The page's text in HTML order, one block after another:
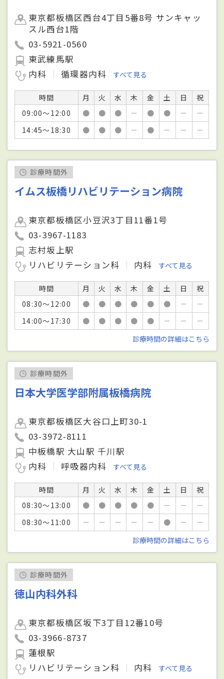
東京都板橋区西台4丁目5番8号 サンキャッ
スル西台1階
03-5921-0560
東武練馬駅
内科
循環器内科 すべて見る
時間 月 火 水 木 金 土 日
祝
09:00～12:00
● ● ● － ● ● －
－
14:45～18:30
● ● ● － ● － － －
診療時間外
イムス板橋リハビリテーション病院
東京都板橋区小豆沢3丁目11番1号
03-3967-1183
志村坂上駅
リハビリテーション科
内科 すべて見る
時間 月 火 水 木 金 土 日
祝
08:30～12:00
● ● ● ● ● ● －
－
14:00～17:30
● ● ● ● ● － －
－
診療時間の詳細はこちら
診療時間外
日本大学医学部附属板橋病院
東京都板橋区大谷口上町30-1
03-3972-8111
中板橋駅 大山駅 千川駅
内科
呼吸器内科 すべて見る
時間 月 火 水 木 金 土 日
祝
08:30～13:00
● ● ● ● ● － －
－
08:30～11:00
－ － － － － ● －
－
診療時間の詳細はこちら
診療時間外
徳山内科外科
東京都板橋区坂下3丁目12番10号
03-3966-8737
蓮根駅
リハビリテーション科
内科 すべて見る